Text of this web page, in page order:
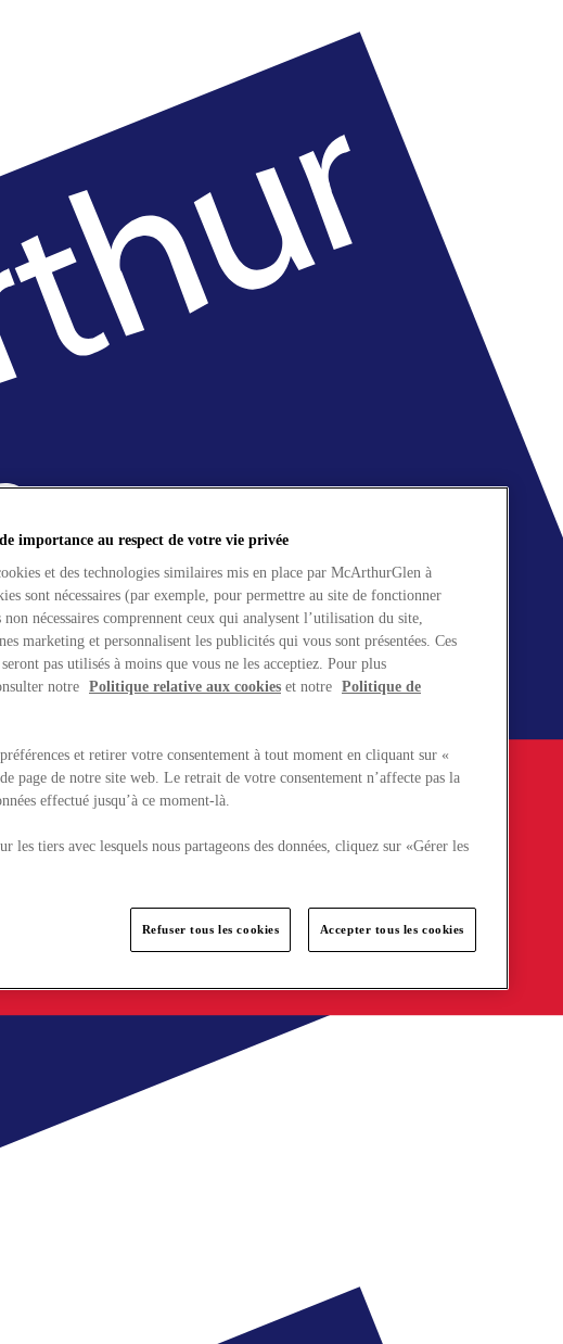
importance au respect de votre vie privée
et des technologies similaires mis en place par McArthurGlen à
sont nécessaires (par exemple, pour permettre au site de fonctionner
nécessaires comprennent ceux qui analysent l’utilisation du site,
marketing et personnalisent les publicités qui vous sont présentées. Ces
pas utilisés à moins que vous ne les acceptiez. Pour plus
notre Politique relative aux cookies et notre Politique de
et retirer votre consentement à tout moment en cliquant sur «
page de notre site web. Le retrait de votre consentement n’affecte pas la
effectué jusqu’à ce moment-là.
les tiers avec lesquels nous partageons des données, cliquez sur «Gérer les
Refuser tous les cookies Accepter tous les cookies